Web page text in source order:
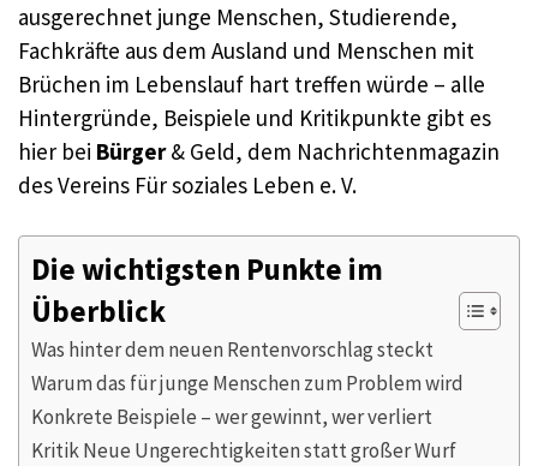
ausgerechnet junge Menschen, Studierende,
Fachkräfte aus dem Ausland und Menschen mit
Brüchen im Lebenslauf hart treffen würde – alle
Hintergründe, Beispiele und Kritikpunkte gibt es
hier bei Bürger& Geld, dem Nachrichtenmagazin
des Vereins Für soziales Leben e. V.
Die wichtigsten Punkte im
Überblick
Was hinter dem neuen Rentenvorschlag steckt
Warum das für junge Menschen zum Problem wird
Konkrete Beispiele – wer gewinnt, wer verliert
Kritik Neue Ungerechtigkeiten statt großer Wurf